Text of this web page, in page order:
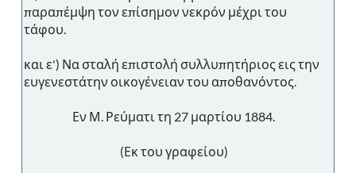
παραπέμψη τον επίσημον νεκρόν μέχρι του
τάφου.
και ε') Να σταλή επιστολή συλλυπητήριος εις την
ευγενεστάτην οικογένειαν του αποθανόντος.
Εν Μ. Ρεύματι τη 27 μαρτίου 1884.
(Εκ του γραφείου)